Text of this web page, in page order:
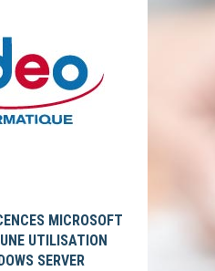
MICROSOFT
UTILISATION
SERVER